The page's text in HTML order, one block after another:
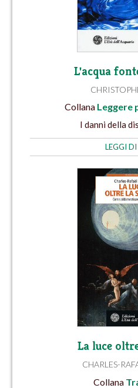
L'acqua
Collana Leggere
I danni della
LEGGI DI
La luce
CHARLES-
Collana